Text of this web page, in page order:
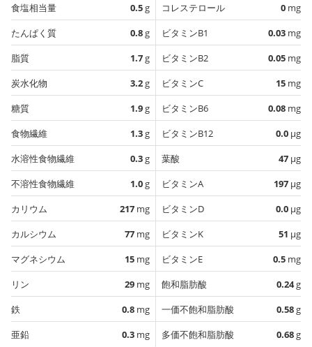
食塩相当量
0.5g
たんぱく質
0.8g
脂質
1.7g
炭水化物
3.2g
糖質
1.9g
食物繊維
1.3g
水溶性食物繊維
0.3g
不溶性食物繊維
1.0g
カリウム
217 mg
カルシウム
77 mg
マグネシウム
15 mg
リン
29 mg
鉄
0.8 mg
亜鉛
0.3 mg
コレステロール
0 mg
ビタミンB1
0.03 mg
ビタミンB2
0.05 mg
ビタミンC
15 mg
ビタミンB6
0.08 mg
ビタミンB12
0.0 µg
葉酸
47 µg
ビタミンA
197 µg
ビタミンD
0.0 µg
ビタミンK
51 µg
ビタミンE
0.5 mg
飽和脂肪酸
0.24g
一価不飽和脂肪酸
0.58g
多価不飽和脂肪酸
0.68g